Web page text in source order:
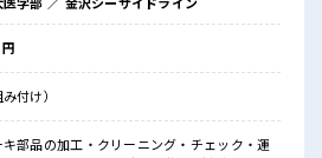
な食堂があり！
ます♪
1人につき2つを貸出中。
5分という好立地！
駅についたら降りてすぐ！
≫
付け）
部品の加工・クリーニング・チェック・運